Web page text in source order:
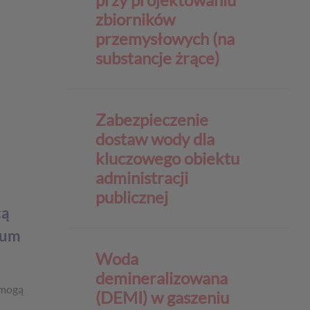
zbiorników
przemysłowych (na
substancje żrące)
Zabezpieczenie
dostaw wody dla
kluczowego obiektu
administracji
publicznej
Woda
demineralizowana
(DEMI) w gaszeniu